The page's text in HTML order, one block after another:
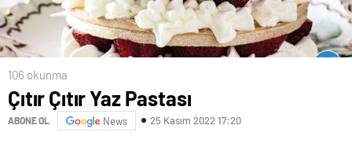
106 okunma
Çıtır Çıtır Yaz Pastası
ABONE OL News 25 Kasım 2022 17:20